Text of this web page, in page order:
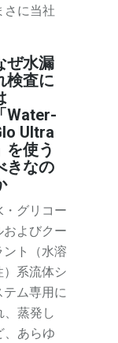
さに当社
ぜ水漏
検査に
「Water-
Ultra
を使う
きなの
・グリコー
およびクー
ント（水溶
）系流体シ
テム専用に
、蒸発し
、あらゆ